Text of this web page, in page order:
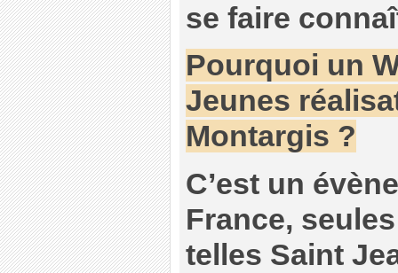
se faire
Pourquoi un
Jeunes
Montargis ?
C’est un
France,
telles Saint